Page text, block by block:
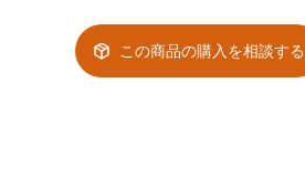
この商品の購入を相談する